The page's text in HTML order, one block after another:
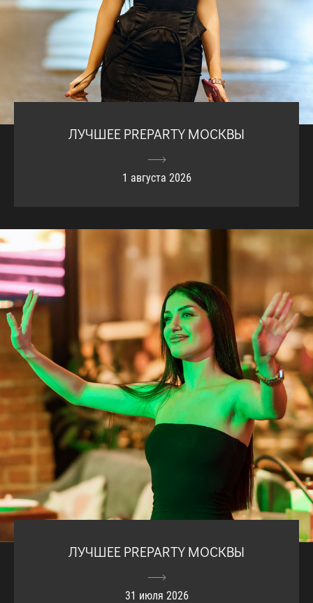
ЛУЧШЕЕ PREPARTY МОСКВЫ
1 августа 2026
ЛУЧШЕЕ PREPARTY МОСКВЫ
31 июля 2026